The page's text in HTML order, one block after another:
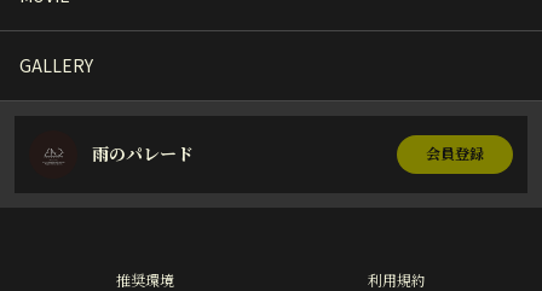
GALLERY
雨のパレード 会員登録
推奨環境 利用規約